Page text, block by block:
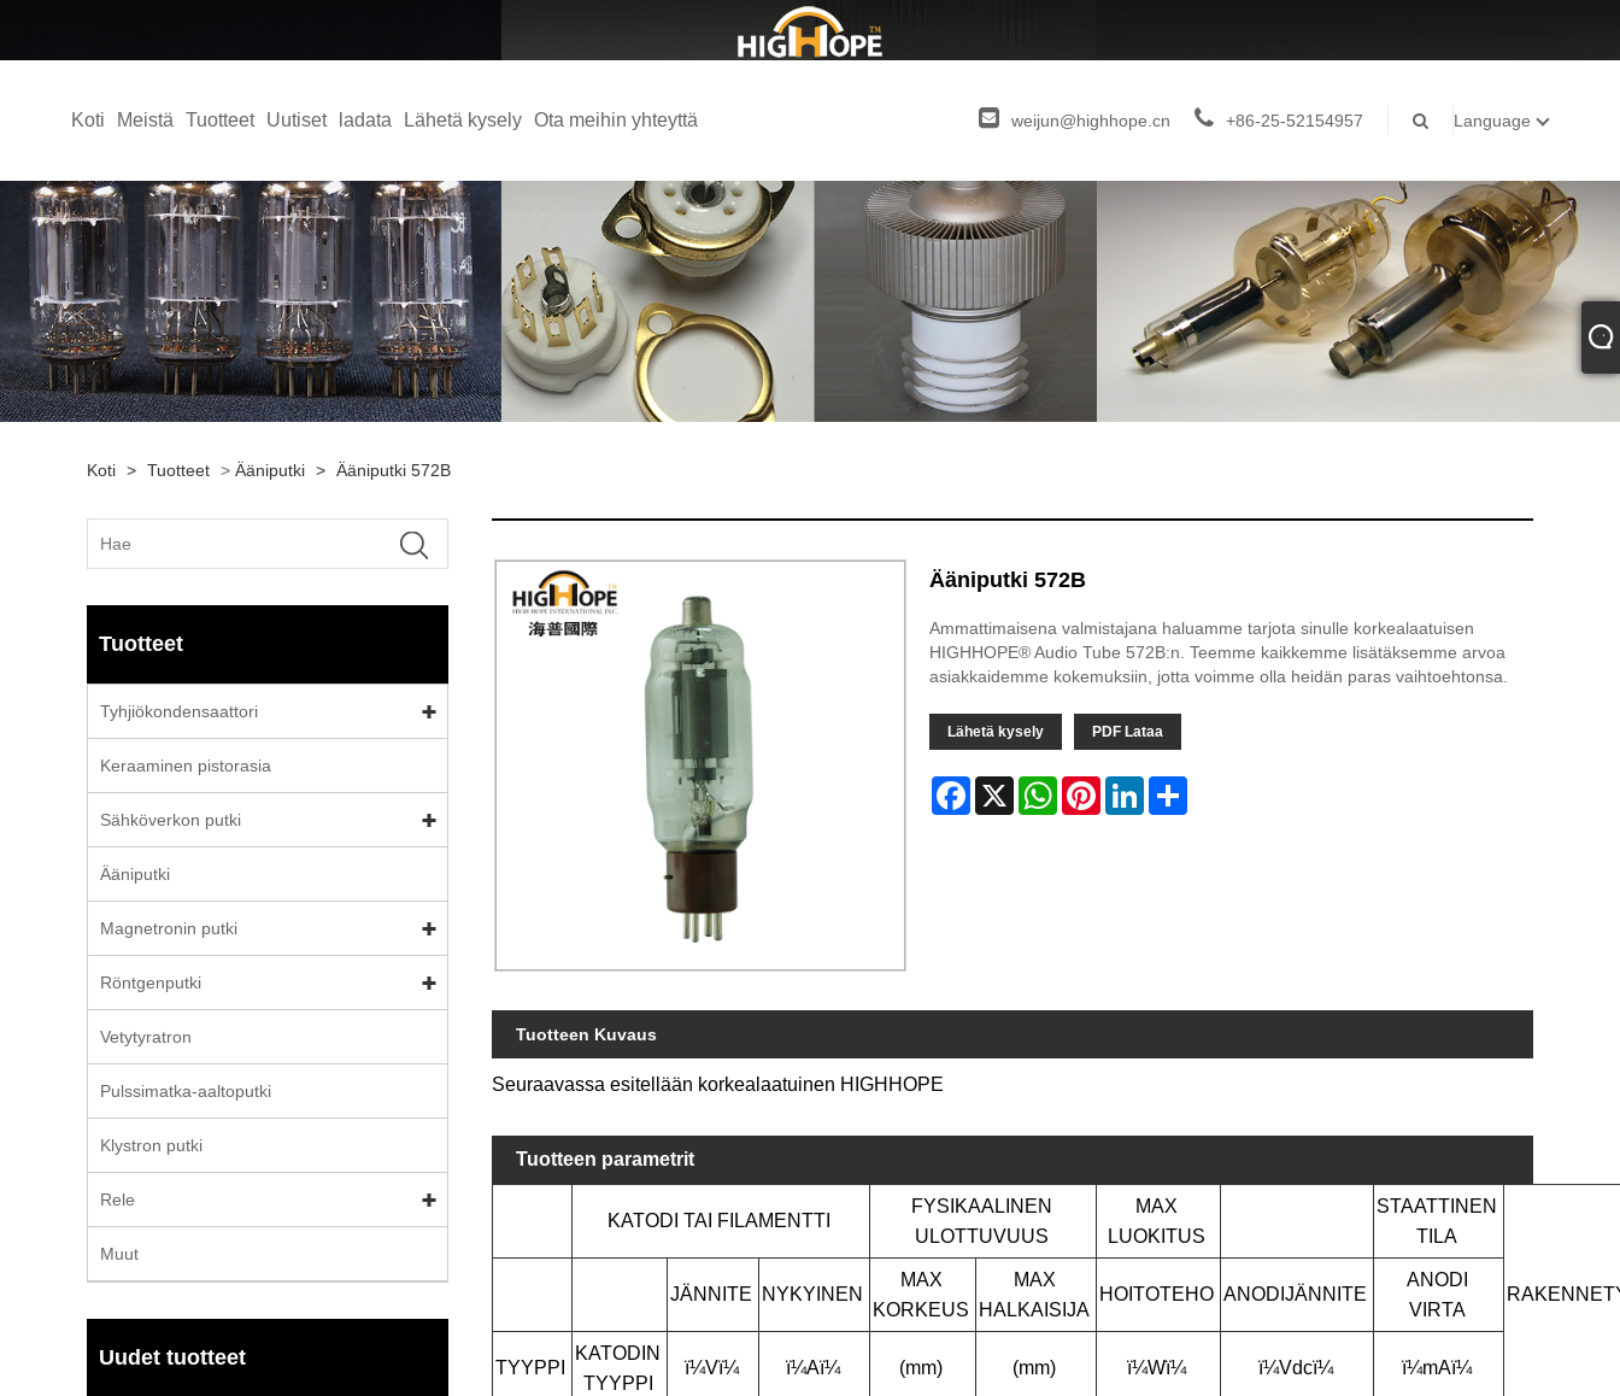
Koti Meistä Tuotteet Uutiset ladata Lähetä kysely Ota meihin yhteyttä weijun@highhope.cn +86-25-52154957 Language
Koti > Tuotteet > Ääniputki > Ääniputki 572B
Tuotteet
Tyhjiökondensaattori
Keraaminen pistorasia
Sähköverkon putki
Ääniputki
Magnetronin putki
Röntgenputki
Vetytyratron
Pulssimatka-aaltoputki
Klystron putki
Rele
Muut
Uudet tuotteet
Ääniputki 572B
Ammattimaisena valmistajana haluamme tarjota sinulle korkealaatuisen
HIGHHOPE® Audio Tube 572B:n. Teemme kaikkemme lisätäksemme arvoa
asiakkaidemme kokemuksiin, jotta voimme olla heidän paras vaihtoehtonsa.
Lähetä kysely PDF Lataa
Facebook
X WhatsAppPinterestLinkedInShare
Tuotteen Kuvaus
Seuraavassa esitellään korkealaatuinen HIGHHOPE
Tuotteen parametrit
KATODI TAI FILAMENTTI
FYSIKAALINEN
ULOTTUVUUS
MAX
LUOKITUS
STAATTINEN
TILA
JÄNNITE NYKYINEN
MAX
KORKEUS
MAX
HALKAISIJA
HOITOTEHO ANODIJÄNNITE
ANODI
VIRTA
TYYPPI
KATODIN
TYYPPI
ï¼Vï¼ ï¼Aï¼ (mm) (mm) ï¼Wï¼ ï¼Vdcï¼ ï¼mAï¼